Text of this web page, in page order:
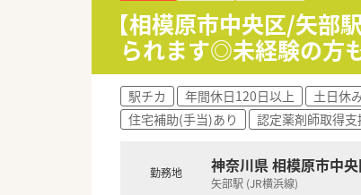
【相模原市中央区/矢
られます◎未経験の方
駅チカ 年間休日120日以上 土日休
住宅補助(手当)あり
認定薬剤師取得支
勤務地 神奈川県 相模原市中
矢部駅 (JR横浜線)